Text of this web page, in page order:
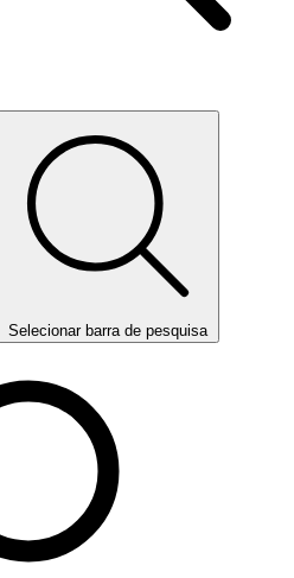
Selecionar barra de pesquisa